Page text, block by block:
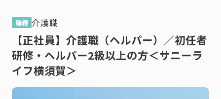
職種 介護職
【正社員】介護職（ヘルパー）／初任者
研修・ヘルパー2級以上の方＜サニーラ
イフ横須賀＞